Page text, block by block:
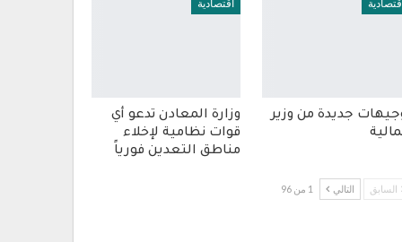
اقتصادية
جديدة من وزير
اقتصادية
وزارة المعادن تدعو أي
قوات نظامية لإخلاء
مناطق التعدين فورياً
السابق التالي 1 من 96